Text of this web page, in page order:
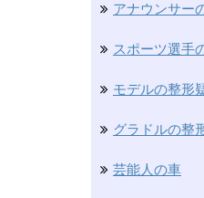
アナウンサー
スポーツ選手
モデルの整形
グラドルの整
芸能人の車